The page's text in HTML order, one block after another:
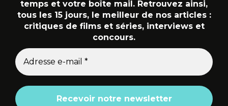
temps et votre boîte mail. Retrouvez ainsi,
tous les 15 jours, le meilleur de nos articles :
critiques de films et séries, interviews et
concours.